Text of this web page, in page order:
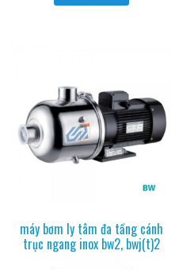
máy bơm ly tâm đa tầng cánh
trục ngang inox bw2, bwj(t)2